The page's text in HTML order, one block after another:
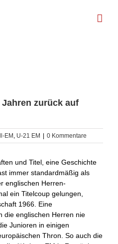
zurück auf
EM , U-21 EM 0 Kommentare
und Titel, eine Geschichte
immer standardmäßig als
englischen Herren-
ein Titelcoup gelungen,
1966. Eine
die englischen Herren nie
Junioren in einigen
Thron. So auch die